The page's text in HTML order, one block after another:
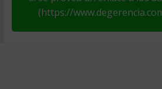
(https://